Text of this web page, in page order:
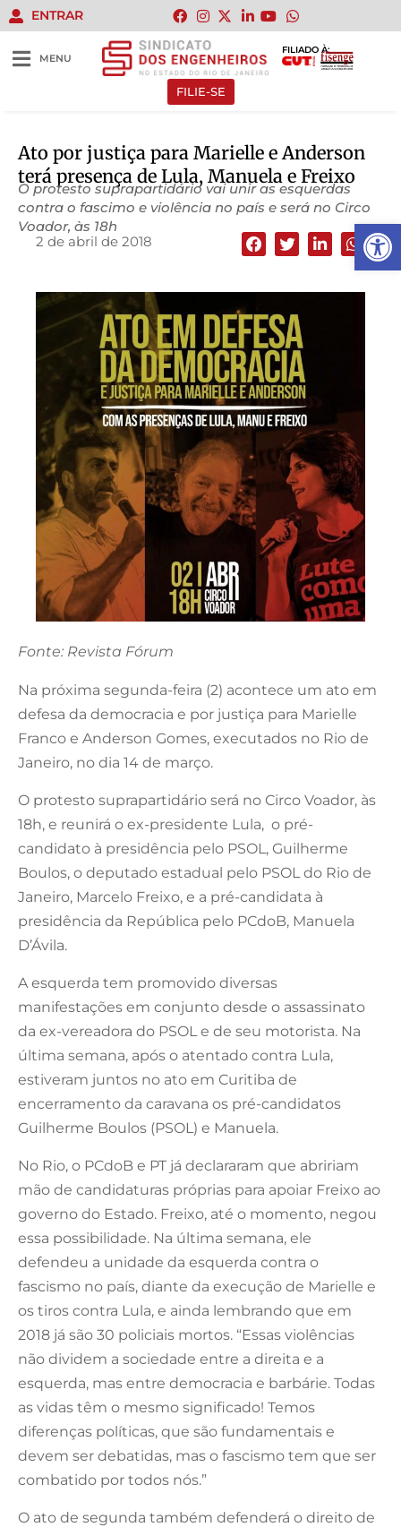
Abrir
ENTRAR
MENU
FILIADO À:
FILIE-SE
Ato por justiça para Marielle e Anderson
terá presença de Lula, Manuela e Freixo
O protesto suprapartidário vai unir as esquerdas
contra o fascimo e violência no país e será no Circo
Voador, às 18h
2 de abril de 2018
Fonte: Revista Fórum
Na próxima segunda-feira (2) acontece um ato em
defesa da democracia e por justiça para Marielle
Franco e Anderson Gomes, executados no Rio de
Janeiro, no dia 14 de março.
O protesto suprapartidário será no Circo Voador, às
18h, e reunirá o ex-presidente Lula, o pré-
candidato à presidência pelo PSOL, Guilherme
Boulos, o deputado estadual pelo PSOL do Rio de
Janeiro, Marcelo Freixo, e a pré-candidata à
presidência da República pelo PCdoB, Manuela
D’Ávila.
A esquerda tem promovido diversas
manifestações em conjunto desde o assassinato
da ex-vereadora do PSOL e de seu motorista. Na
última semana, após o atentado contra Lula,
estiveram juntos no ato em Curitiba de
encerramento da caravana os pré-candidatos
Guilherme Boulos (PSOL) e Manuela.
No Rio, o PCdoB e PT já declararam que abririam
mão de candidaturas próprias para apoiar Freixo ao
governo do Estado. Freixo, até o momento, negou
essa possibilidade. Na última semana, ele
defendeu a unidade da esquerda contra o
fascismo no país, diante da execução de Marielle e
os tiros contra Lula, e ainda lembrando que em
2018 já são 30 policiais mortos. “Essas violências
não dividem a sociedade entre a direita e a
esquerda, mas entre democracia e barbárie. Todas
as vidas têm o mesmo significado! Temos
diferenças políticas, que são fundamentais e
devem ser debatidas, mas o fascismo tem que ser
combatido por todos nós.”
O ato de segunda também defenderá o direito de